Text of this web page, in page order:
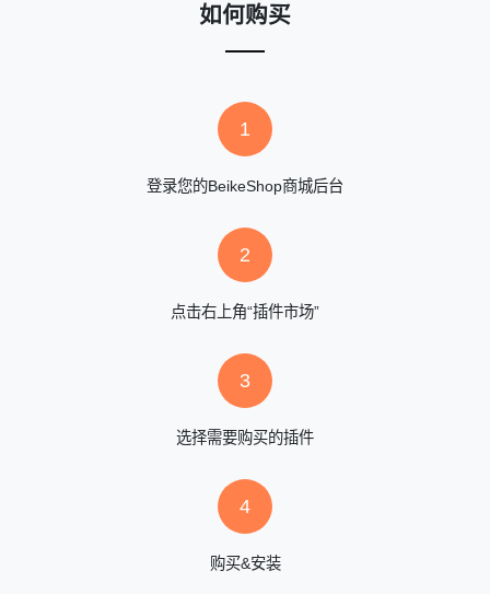
如何购买
1
登录您的BeikeShop商城后台
2
点击右上角“插件市场”
3
选择需要购买的插件
4
购买&安装